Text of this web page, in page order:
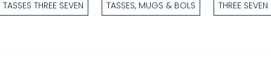
TASSES THREE SEVEN TASSES, MUGS & BOLS THREE SEVEN